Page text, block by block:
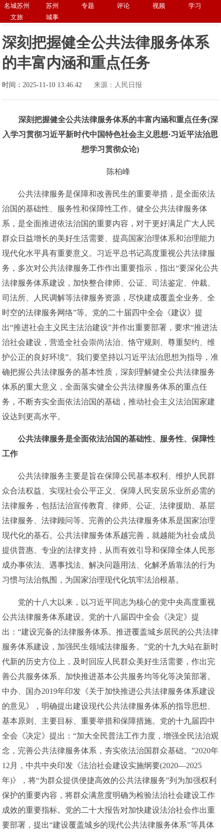
名城苏州 苏州 专题 评论 视频
学习
文旅
城事
深刻把握健全公共法律服务体系
的丰富内涵和重点任务
时间：2025-11-10 13:46:42 来源：人民日报
深刻把握健全公共法律服务体系的丰富内涵和重点任务(深
入学习贯彻习近平新时代中国特色社会主义思想·习近平法治思
想学习贯彻众论)
陈柏峰
公共法律服务是保障和改善民生的重要举措，是全面依法
治国的基础性、服务性和保障性工作。健全公共法律服务体
系，是全面推进依法治国的重要内容，对于更好满足广大人民
群众日益增长的美好生活需要、提高国家治理体系和治理能力
现代化水平具有重要意义。习近平总书记高度重视公共法律服
务，多次对公共法律服务工作作出重要指示，指出“要深化公共
法律服务体系建设，加快整合律师、公证、司法鉴定、仲裁、
司法所、人民调解等法律服务资源，尽快建成覆盖全业务、全
时空的法律服务网络”等。党的二十届四中全会《建议》提
出“推进社会主义民主法治建设”并作出重要部署，要求“推进法
治社会建设，营造全社会崇尚法治、恪守规则、尊重契约、维
护公正的良好环境”。我们要坚持以习近平法治思想为指导，准
确把握公共法律服务的基本性质，深刻理解健全公共法律服务
体系的重大意义，全面落实健全公共法律服务体系的重点任
务，不断夯实全面依法治国的基础，推动社会主义法治国家建
设达到更高水平。
公共法律服务是全面依法治国的基础性、服务性、保障性
工作
公共法律服务主要是旨在保障公民基本权利、维护人民群
众合法权益、实现社会公平正义、保障人民安居乐业所必需的
法律服务，包括法治宣传教育、律师、公证、法律援助、基层
法律服务、法律顾问等。完善的公共法律服务体系是国家治理
现代化的基石。公共法律服务体系越完善，就越能为社会成员
提供普惠、专业的法律支持，从而有效引导和保障全体人民形
成办事依法、遇事找法、解决问题用法、化解矛盾靠法的行为
习惯与法治氛围，为国家治理现代化筑牢法治根基。
党的十八大以来，以习近平同志为核心的党中央高度重视
公共法律服务体系建设。党的十八届四中全会《决定》提
出：“建设完备的法律服务体系。推进覆盖城乡居民的公共法律
服务体系建设，加强民生领域法律服务。”党的十九大站在新时
代新的历史方位上，及时回应人民群众美好生活需要，作出完
善公共服务体系、加快推进基本公共服务均等化等决策部署。
中办、国办2019年印发《关于加快推进公共法律服务体系建设
的意见》，明确提出建设现代公共法律服务体系的指导思想、
基本原则、主要目标、重要举措和保障措施。党的十九届四中
全会《决定》提出：“加大全民普法工作力度，增强全民法治观
念，完善公共法律服务体系，夯实依法治国群众基础。”2020年
12月，中共中央印发《法治社会建设实施纲要(2020—2025
年)》，将“为群众提供便捷高效的公共法律服务”列为加强权利
保护的重要内容，将群众满意度明确为检验法治社会建设工作
成效的重要指标。党的二十大报告对加快建设法治社会作出重
要部署，提出“建设覆盖城乡的现代公共法律服务体系”等具体